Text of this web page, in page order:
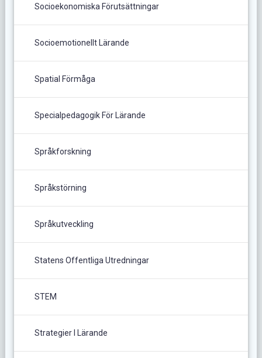
Socioekonomiska Förutsättningar
Socioemotionellt Lärande
Spatial Förmåga
Specialpedagogik För Lärande
Språkforskning
Språkstörning
Språkutveckling
Statens Offentliga Utredningar
STEM
Strategier I Lärande